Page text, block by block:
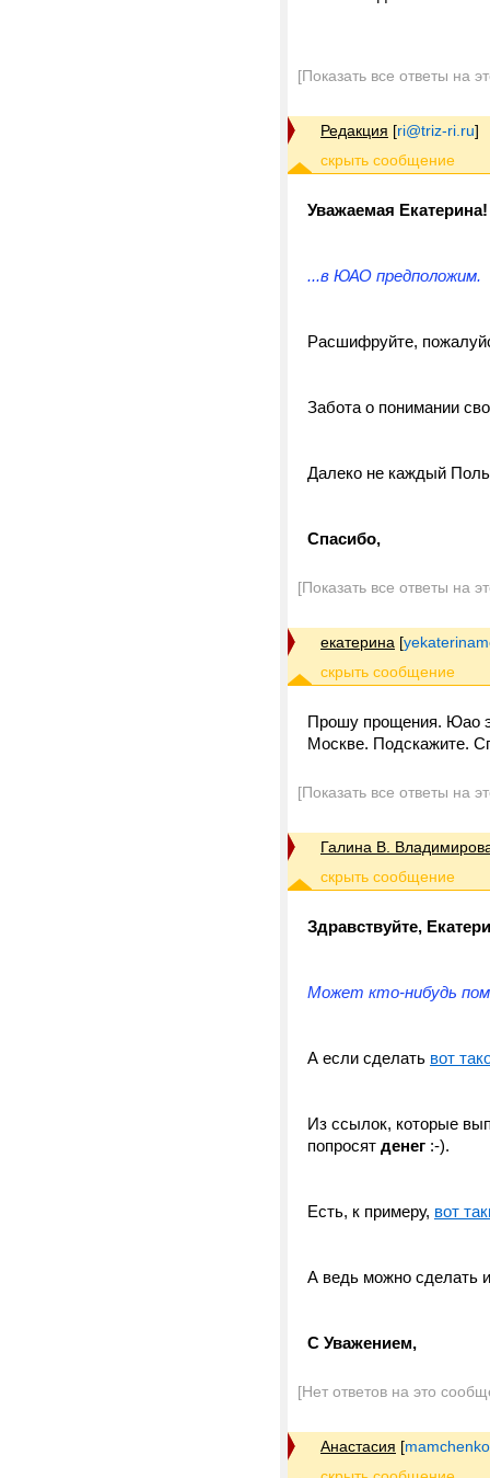
[Показать все ответы на
Редакция [ri@triz-ri.ru]
Уважаемая Екатерина!
...в ЮАО предположим.
Расшифруйте,
Забота о понимании
Далеко не каждый
Спасибо,
[Показать все ответы на
екатерина [
Прошу прощения. Юао
Москве. Подскажите.
[Показать все ответы на
Галина В.
Здравствуйте,
Может кто-нибудь
А если сделать вот
Из ссылок, которые
попросят денег :-).
Есть, к примеру, вот
А ведь можно сделать
С Уважением,
[Нет ответов на это
Анастасия [